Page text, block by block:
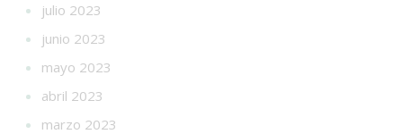
julio 2023
junio 2023
mayo 2023
abril 2023
marzo 2023